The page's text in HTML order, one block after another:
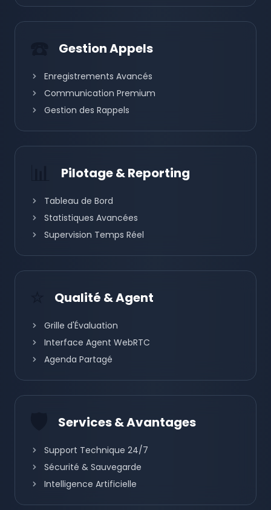
Gestion Appels
Enregistrements Avancés
Communication Premium
Gestion des Rappels
Pilotage & Reporting
Tableau de Bord
Statistiques Avancées
Supervision Temps Réel
Qualité & Agent
Grille d'Évaluation
Interface Agent WebRTC
Agenda Partagé
Services & Avantages
Support Technique 24/7
Sécurité & Sauvegarde
Intelligence Artificielle